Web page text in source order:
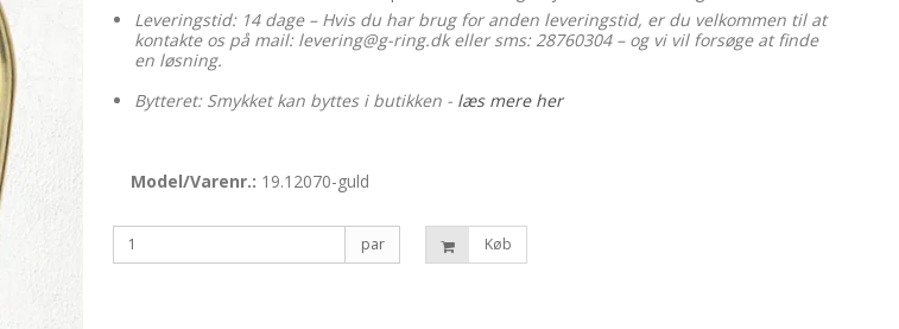
Leveringstid: 14 dage – Hvis du har brug for anden leveringstid, er du velkommen til at
kontakte os på mail: levering@g-ring.dk eller sms: 28760304 – og vi vil forsøge at finde
en løsning.
Bytteret: Smykket kan byttes i butikken - læs mere her
Model/Varenr.: 19.12070-guld
par Køb